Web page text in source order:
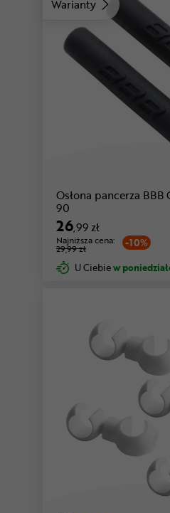
Warianty
Osłona pancerza
90
26,99 zł
-10%
Najniższa cena:
29,99 zł
U Ciebiew